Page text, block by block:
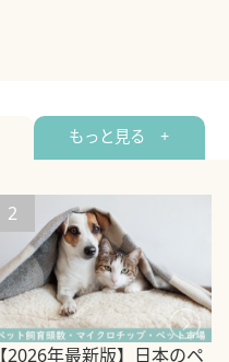
もっと見る +
2
【2026年最新版】日本のペ